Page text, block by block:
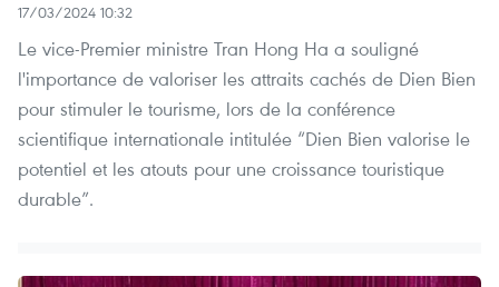
17/03/2024 10:32
Le vice-Premier ministre Tran Hong Ha a souligné
l'importance de valoriser les attraits cachés de Dien Bien
pour stimuler le tourisme, lors de la conférence
scientifique internationale intitulée “Dien Bien valorise le
potentiel et les atouts pour une croissance touristique
durable”.